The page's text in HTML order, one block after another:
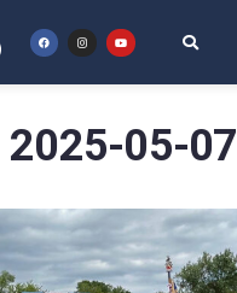
2025-05-07